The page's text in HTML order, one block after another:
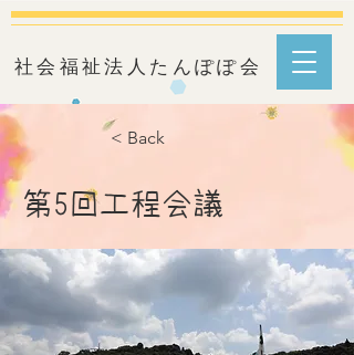
​社会福祉法人たんぽぽ会
< Back
第5回工程会議